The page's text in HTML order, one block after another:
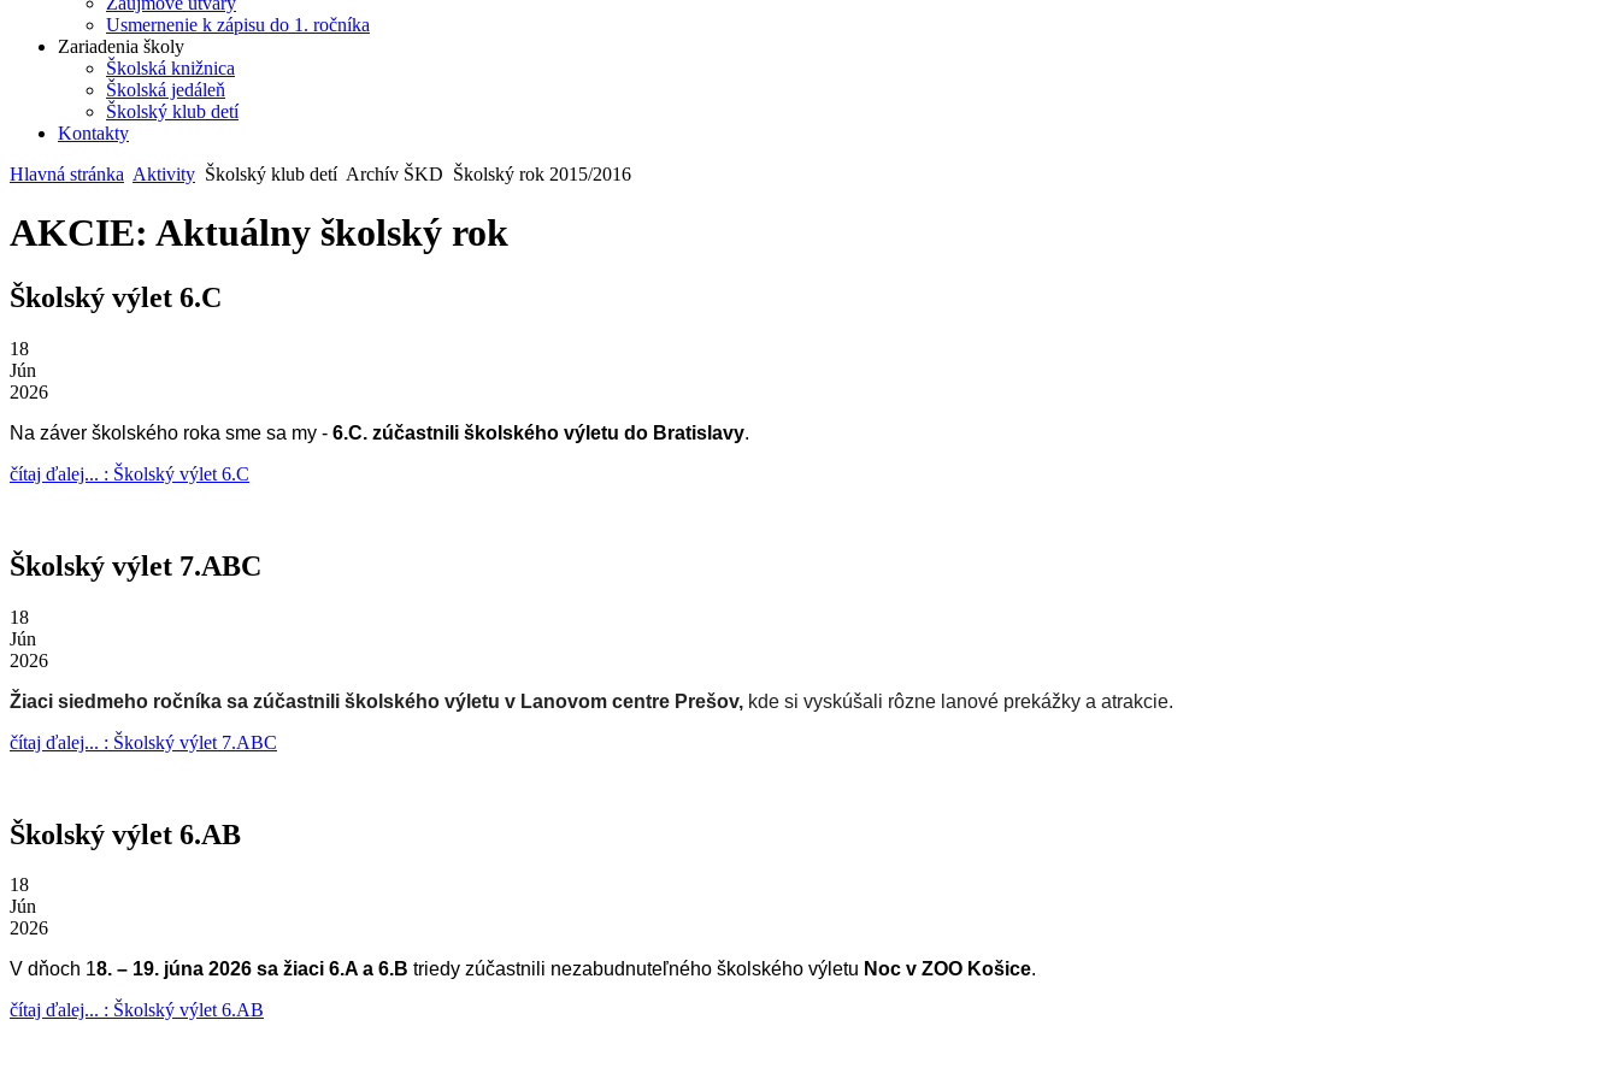
Usmernenie k zápisu do 1. ročníka
Zariadenia školy
Školská knižnica
Školská jedáleň
Školský klub detí
Kontakty
Hlavná stránka Aktivity Školský klub detí Archív ŠKD Školský rok 2015/2016
AKCIE: Aktuálny školský rok
Školský výlet 6.C
18
Jún
2026
Na záver školského roka sme sa my - 6.C. zúčastnili školského výletu do Bratislavy.
čítaj ďalej... : Školský výlet 6.C
Školský výlet 7.ABC
18
Jún
2026
Žiaci siedmeho ročníka sa zúčastnili školského výletu v Lanovom centre Prešov, kde si vyskúšali rôzne lanové prekážky a atrakcie.
čítaj ďalej... : Školský výlet 7.ABC
Školský výlet 6.AB
18
Jún
2026
V dňoch 18. – 19. júna 2026 sa žiaci 6.A a 6.B triedy zúčastnili nezabudnuteľného školského výletu Noc v ZOO Košice.
čítaj ďalej... : Školský výlet 6.AB